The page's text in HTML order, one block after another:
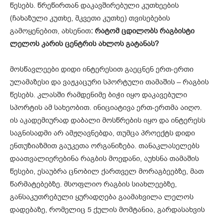
წესებს. წრეწირთან დაკავშირებული კუთხეების
(ჩახაზული კუთხე, მკვეთი კუთხე) თვისებების
გამოყენებით, ახსენით: რატომ ცდილობს რაგბისტი
ლელოს კარის ცენტრის ახლოს გატანას?
მოსწავლეები დიდი ინტერესით გაეცნენ ერთ-ერთი
ულამაზესი და ვაჟკაცური სპორტული თამაშის – რაგბის
წესებს. კლასში რამდენიმე ბიჭი იყო დაკავებული
სპორტის ამ სახეობით. ინიციატივა ერთ-ერთმა აიღო.
ის აკადემიურად დაბალი მოსწრების იყო და ინტერესს
საგნისადმი არ ამჟღავნებდა, თუმცა პროექტს დიდი
ენთუზიაზმით გაუკეთა ორგანიზება. თანაკლასელებს
დაათვალიერებინა რაგბის მოედანი, აუხსნა თამაშის
წესები, ესაუბრა ცნობილ ქართველ მორაგბეებზე, მათ
წარმატებებზე. მსოფლიო რაგბის სიახლეებზე,
განსაკუთრებული ყურადღება გაამახვილა ლელოს
დადებაზე, რომელიც 5 ქულის მომტანია, გარდასახვის